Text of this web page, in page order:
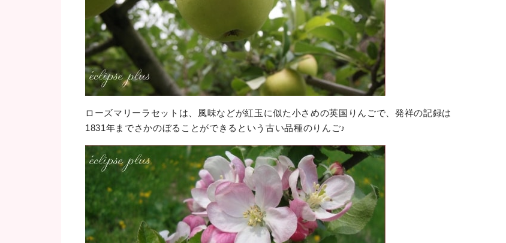
ローズマリーラセットは、風味などが紅玉に似た小さめの英国りんごで、発祥の記録は
1831年までさかのぼることができるという古い品種のりんご♪